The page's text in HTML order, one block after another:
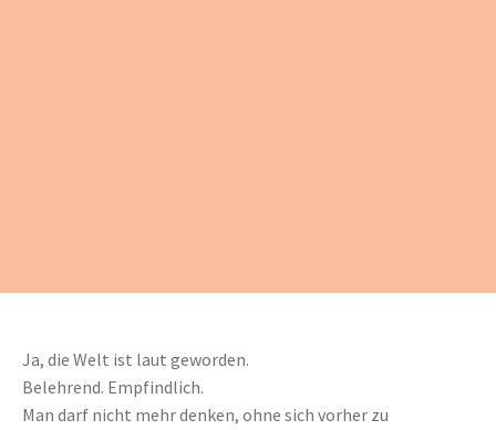
Ja, die Welt ist laut geworden.
Belehrend. Empfindlich.
Man darf nicht mehr denken, ohne sich vorher zu